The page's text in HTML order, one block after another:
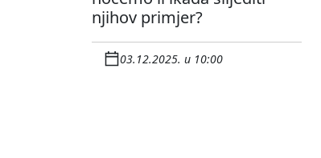
njihov primjer?
03.12.2025. u 10:00